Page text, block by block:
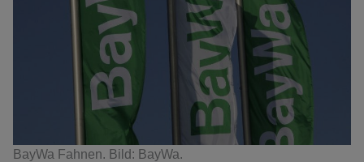
BayWa Fahnen. Bild: BayWa.